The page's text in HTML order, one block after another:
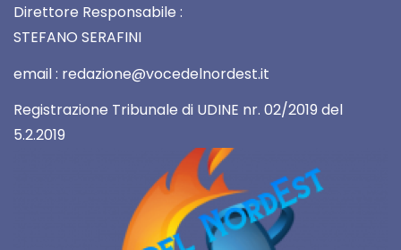
Direttore Responsabile :
STEFANO SERAFINI
email : redazione@vocedelnordest.it
Registrazione Tribunale di UDINE nr. 02/2019 del
5.2.2019